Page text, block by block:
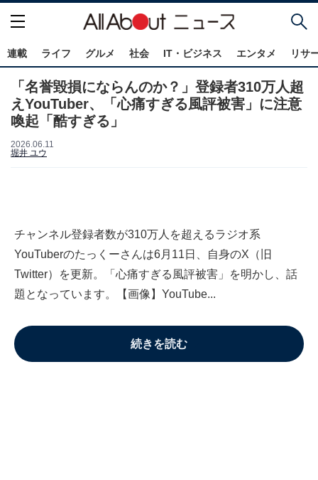
連載 ライフ グルメ 社会 IT・ビジネス エンタメ リサ
「名誉毀損にならんのか？」登録者310万人超
えYouTuber、「心痛すぎる風評被害」に注意
喚起「酷すぎる」
2026.06.11
堀井 ユウ
チャンネル登録者数が310万人を超えるラジオ系
YouTuberのたっくーさんは6月11日、自身のX（旧
Twitter）を更新。「心痛すぎる風評被害」を明かし、話
題となっています。【画像】YouTube...
続きを読む